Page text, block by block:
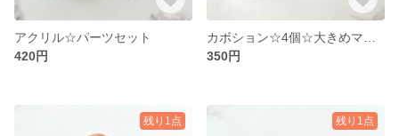
アクリル☆パーツセット
420円
350円
残り1点 残り1点